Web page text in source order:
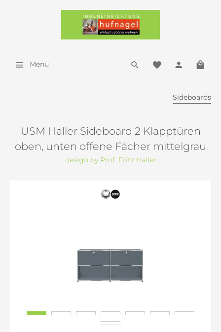
Menü
Sideboards
USM Haller Sideboard 2 Klapptüren
oben, unten offene Fächer mittelgrau
design by Prof. Fritz Haller